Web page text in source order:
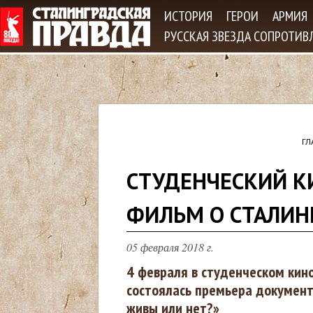
ИСТОРИЯ ГЕРОИ
АРМИЯ
РУССКАЯ ЗВЕЗДА
з
д
е
СТУДЕНЧЕСКИЙ
ФИЛЬМ О
05 февраля 2018 г.
4 февраля в студенческом
состоялась премьера
живы или нет?»